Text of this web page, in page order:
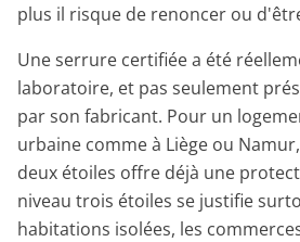
plus il risque de renoncer ou
Une serrure certifiée a été
laboratoire, et pas seulement
par son fabricant. Pour un
urbaine comme à Liège ou
deux étoiles offre déjà une
niveau trois étoiles se justifie
habitations isolées, les